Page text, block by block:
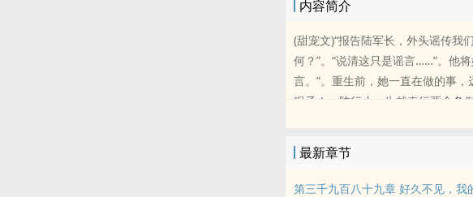
内容简介
(甜宠文)“报告陆军长，外头谣传我
何？”。“说清这只是谣言……”。他
言。”。重生前，她一直在做的事
猴子！。陆行止一生就奉行两个条
最新章节
第三千九百八十九章 好久不见，我